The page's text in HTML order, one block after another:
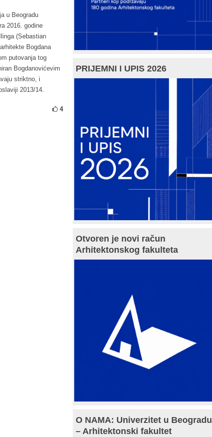
u Beogradu
2016. godine
(Sebastian
Bogdana
putovanja tog
Bogdanovićevim
striktno, i
2013/14.
4
PRIJEMNI I UPIS 2026
Otvoren je novi račun
Arhitektonskog fakulteta
O NAMA: Univerzitet u Beogradu
– Arhitektonski fakultet